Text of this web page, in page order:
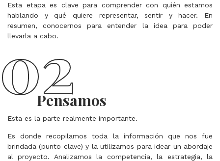
Esta etapa es clave para comprender con quién estamos
hablando y qué quiere representar, sentir y hacer. En
resumen, conocernos para entender la idea para poder
llevarla a cabo.
02
Pensamos
Esta es la parte realmente importante.
Es donde recopilamos toda la información que nos fue
brindada (punto clave) y la utilizamos para idear un abordaje
al proyecto. Analizamos la competencia, la estrategia, la